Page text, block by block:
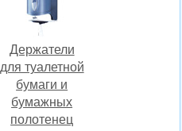
Держатели
для туалетной
бумаги и
бумажных
полотенец